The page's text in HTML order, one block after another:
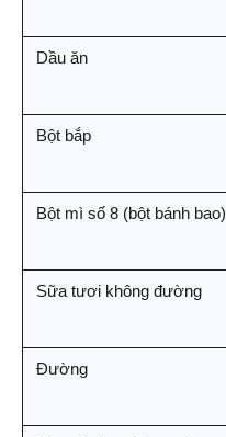
Dầu ăn
Bột bắp
Bột mì số 8 (bột bánh bao)
Sữa tươi không đường
Đường